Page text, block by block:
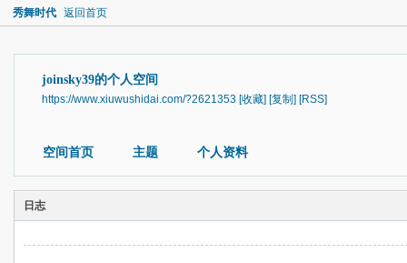
秀舞时代 返回首页
joinsky39的个人空间
https://www.xiuwushidai.com/?2621353 [收藏] [复制] [RSS]
空间首页 主题 个人资料
日志